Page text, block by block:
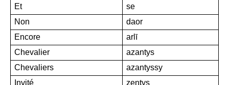
Et
se
Non
daor
Encore
arlī
Chevalier
azantys
Chevaliers
azantyssy
Invité
zentys